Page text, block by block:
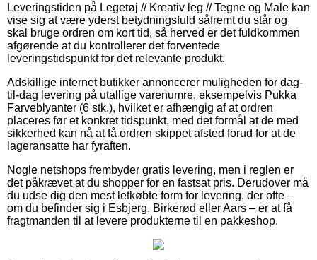
Leveringstiden på Legetøj // Kreativ leg // Tegne og Male kan
vise sig at være yderst betydningsfuld såfremt du står og
skal bruge ordren om kort tid, så herved er det fuldkommen
afgørende at du kontrollerer det forventede
leveringstidspunkt for det relevante produkt.
Adskillige internet butikker annoncerer muligheden for dag-
til-dag levering på utallige varenumre, eksempelvis Pukka
Farveblyanter (6 stk.), hvilket er afhængig af at ordren
placeres før et konkret tidspunkt, med det formål at de med
sikkerhed kan nå at få ordren skippet afsted forud for at de
lageransatte har fyraften.
Nogle netshops frembyder gratis levering, men i reglen er
det påkrævet at du shopper for en fastsat pris. Derudover må
du udse dig den mest letkøbte form for levering, der ofte –
om du befinder sig i Esbjerg, Birkerød eller Aars – er at få
fragtmanden til at levere produkterne til en pakkeshop.